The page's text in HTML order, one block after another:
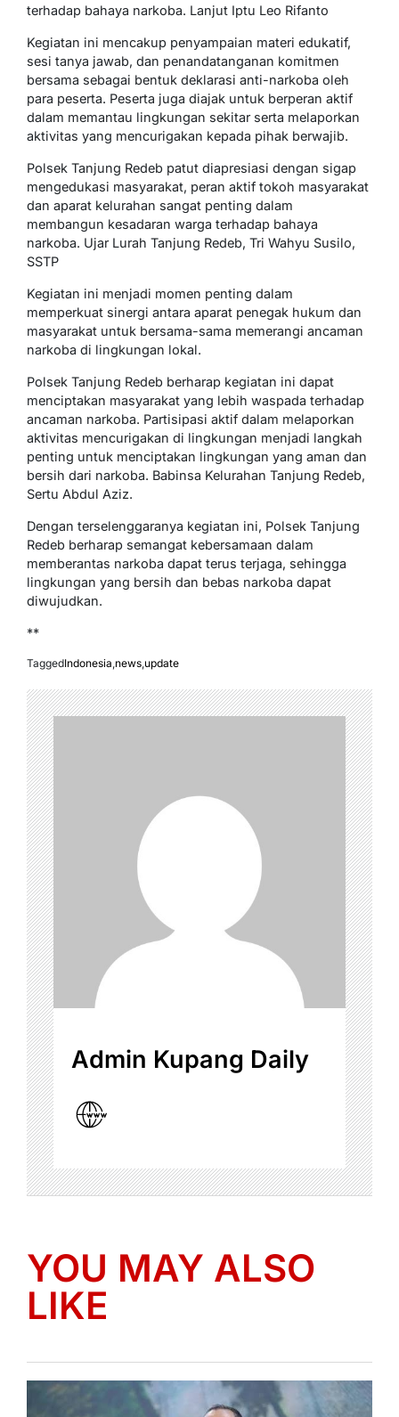
terhadap bahaya narkoba. Lanjut Iptu Leo Rifanto
Kegiatan ini mencakup penyampaian materi edukatif,
sesi tanya jawab, dan penandatanganan komitmen
bersama sebagai bentuk deklarasi anti-narkoba oleh
para peserta. Peserta juga diajak untuk berperan aktif
dalam memantau lingkungan sekitar serta melaporkan
aktivitas yang mencurigakan kepada pihak berwajib.
Polsek Tanjung Redeb patut diapresiasi dengan sigap
mengedukasi masyarakat, peran aktif tokoh masyarakat
dan aparat kelurahan sangat penting dalam
membangun kesadaran warga terhadap bahaya
narkoba. Ujar Lurah Tanjung Redeb, Tri Wahyu Susilo,
SSTP
Kegiatan ini menjadi momen penting dalam
memperkuat sinergi antara aparat penegak hukum dan
masyarakat untuk bersama-sama memerangi ancaman
narkoba di lingkungan lokal.
Polsek Tanjung Redeb berharap kegiatan ini dapat
menciptakan masyarakat yang lebih waspada terhadap
ancaman narkoba. Partisipasi aktif dalam melaporkan
aktivitas mencurigakan di lingkungan menjadi langkah
penting untuk menciptakan lingkungan yang aman dan
bersih dari narkoba. Babinsa Kelurahan Tanjung Redeb,
Sertu Abdul Aziz.
Dengan terselenggaranya kegiatan ini, Polsek Tanjung
Redeb berharap semangat kebersamaan dalam
memberantas narkoba dapat terus terjaga, sehingga
lingkungan yang bersih dan bebas narkoba dapat
diwujudkan.
**
TaggedIndonesia news update
Admin Kupang Daily
YOU MAY ALSO
LIKE